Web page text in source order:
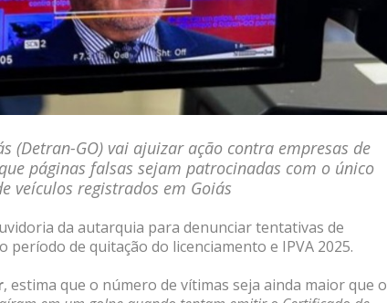
(Detran-GO) vai ajuizar ação contra empresas de
páginas falsas sejam patrocinadas com o único
veículos registrados em Goiás
da autarquia para denunciar tentativas de
de quitação do licenciamento e IPVA 2025.
, estima que o número de vítimas seja ainda maior que o